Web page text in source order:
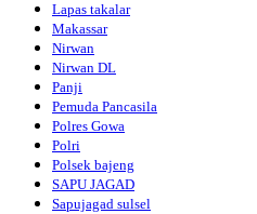
Lapas takalar
Makassar
Nirwan
Nirwan DL
Panji
Pemuda Pancasila
Polres Gowa
Polri
Polsek bajeng
SAPU JAGAD
Sapujagad sulsel